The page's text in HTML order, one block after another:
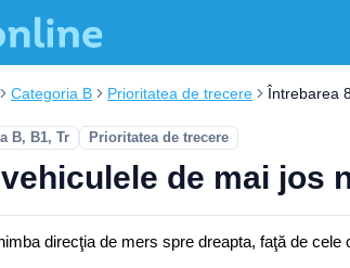
Categoria B Prioritatea de trecere Întrebarea
B, B1, Tr Prioritatea de trecere
de mai jos
direcţia de mers spre dreapta, faţă de cele